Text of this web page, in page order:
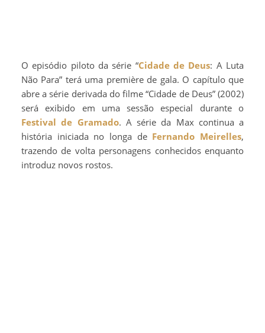
O episódio piloto da série “Cidade de Deus: A Luta
Não Para” terá uma première de gala. O capítulo que
abre a série derivada do filme “Cidade de Deus” (2002)
será exibido em uma sessão especial durante o
Festival de Gramado. A série da Max continua a
história iniciada no longa de Fernando Meirelles,
trazendo de volta personagens conhecidos enquanto
introduz novos rostos.